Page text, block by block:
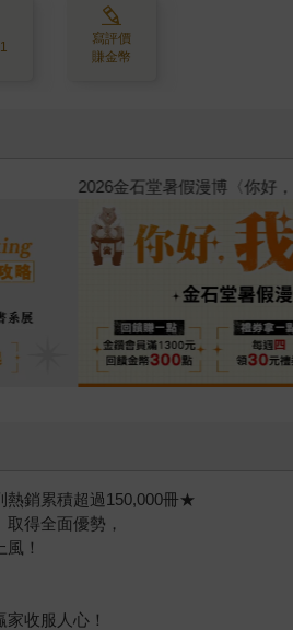
寫評價
賺金幣
銷累積超過150,000冊★
得全面優勢，
！
收服人心！